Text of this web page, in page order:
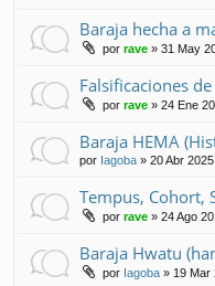
Baraja hecha a
por rave » 31 May
Falsificaciones
por rave » 24 Ene
Baraja HEMA
por Iagoba » 20 Abr
Tempus, Cohort,
por rave » 24 Ago
Baraja Hwatu
por Iagoba » 19 Mar